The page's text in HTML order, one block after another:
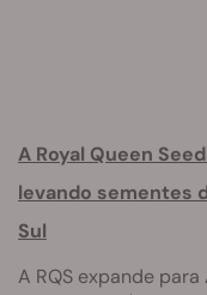
A Royal Queen
levando sementes
Sul
A RQS expande